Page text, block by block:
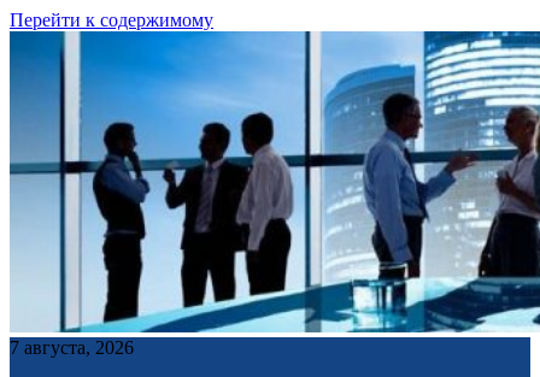
Перейти к содержимому
7 августа, 2026